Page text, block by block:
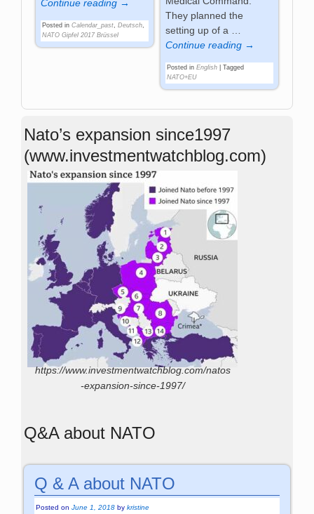
Continue reading →
Posted in Calendar_past ,Deutsch
NATO Gipfel 2017 Brüssel
They planned the
setting up of a
Continue reading →
Posted in English| Tagged
NATO+EU
Nato’s expansion since1997
(www.investmentwatchblog.com)
https://www.investmentwatchblog.com/natos
-expansion-since-1997/
Q&A about NATO
Q & A about NATO
Posted onJune 1, 2018 bykristine